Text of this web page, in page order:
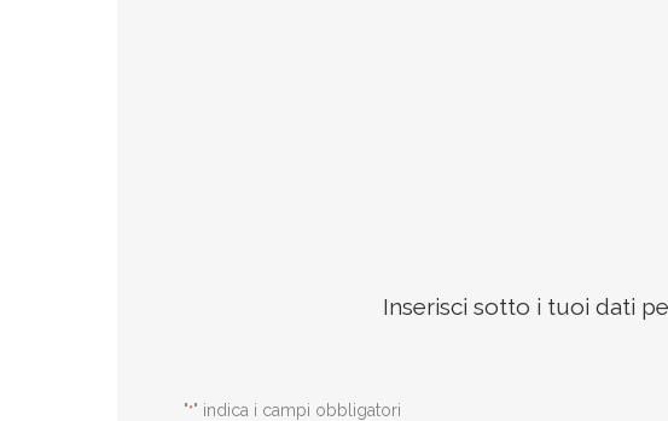
Inserisci sotto i tuoi dati
"*" indica i campi obbligatori